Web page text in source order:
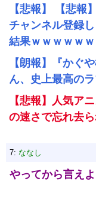
【悲報】 【悲報
チャンネル登録
結果ｗｗｗｗｗｗ
【朗報】『かぐ
ん、史上最高の
【悲報】人気ア
の速さで忘れ去
7: ななし
やってから言えよ